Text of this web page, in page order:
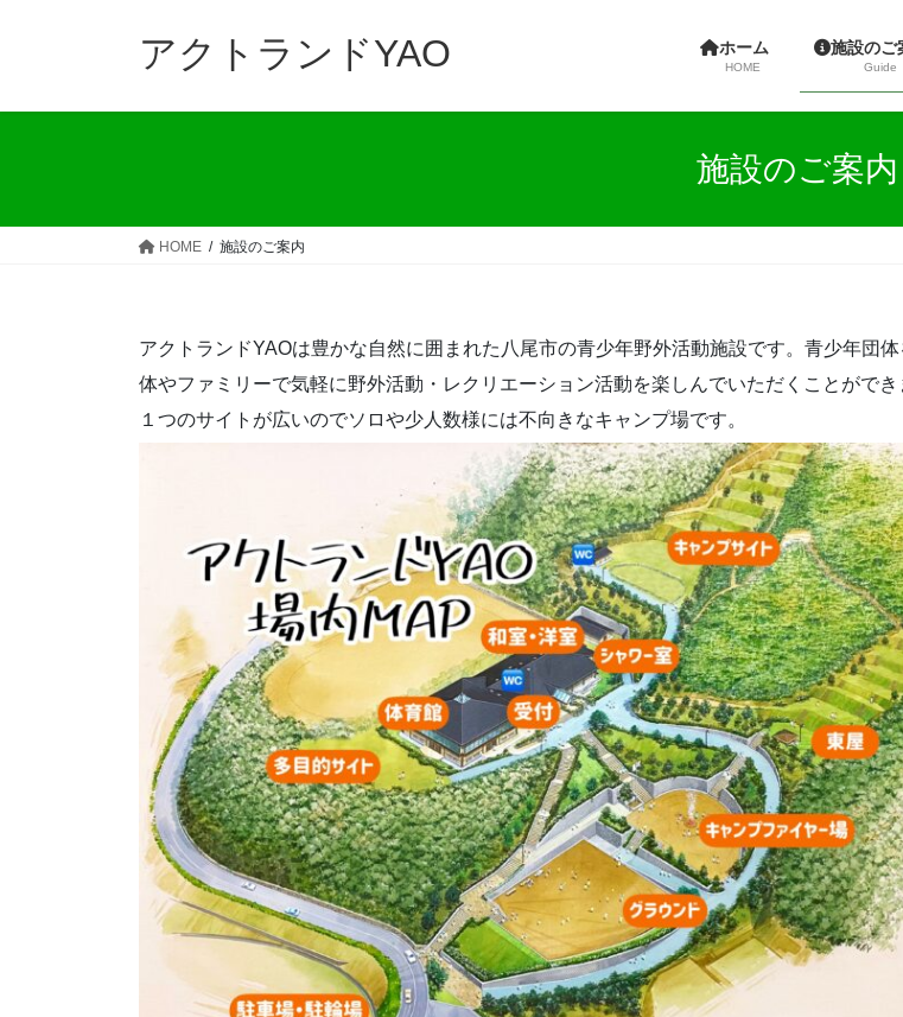
アクトランドYAO ホーム
HOME
施設の
Guide
施設のご案内
HOME 施設のご案内
アクトランドYAOは豊かな自然に囲まれた八尾市の青少年野外活動施設です。青少年団体
体やファミリーで気軽に野外活動・レクリエーション活動を楽しんでいただくことができ
１つのサイトが広いのでソロや少人数様には不向きなキャンプ場です。